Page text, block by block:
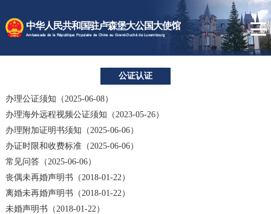
中华人民共和国驻卢森堡大公国大使馆
Ambassade de la République Populaire de Chine au Grand-Duché de Luxembourg
使馆速递
卢森堡概况
领事服务
公证认证
办理公证须知（2025-06-08）
办理海外远程视频公证须知（2023-05-26）
办理附加证明书须知（2025-06-06）
办证时限和收费标准（2025-06-06）
常见问答（2025-06-06）
丧偶未再婚声明书（2018-01-22）
离婚未再婚声明书（2018-01-22）
未婚声明书（2018-01-22）